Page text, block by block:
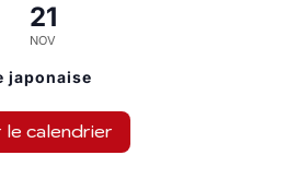
21
NOV
japonaise
le calendrier